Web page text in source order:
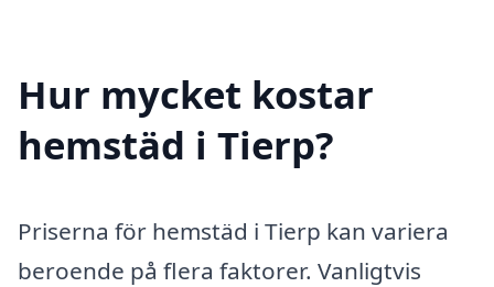
Hur mycket kostar
hemstäd i Tierp?
Priserna för hemstäd i Tierp kan variera
beroende på flera faktorer. Vanligtvis